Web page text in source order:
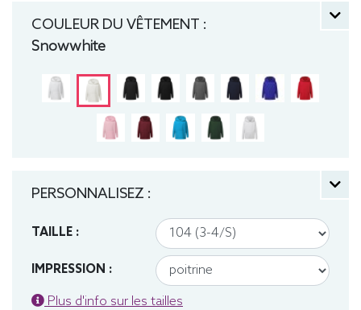
140 (9-10 ans), 152 (11-12 ans) manche longue,
Sweat, Hiver, Enfant, Capuche
COULEUR DU VÊTEMENT :
Snowwhite
PERSONNALISEZ :
TAILLE :
IMPRESSION :
Plus d'info sur les tailles